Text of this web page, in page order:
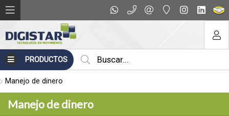
PRODUCTOS
Manejo de dinero
Manejo de dinero